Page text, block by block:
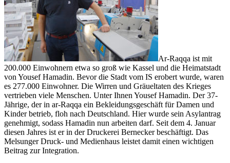
Ar-Raqqa ist mit
200.000 Einwohnern etwa so groß wie Kassel und die Heimatstadt
von Yousef Hamadin. Bevor die Stadt vom IS erobert wurde, waren
es 277.000 Einwohner. Die Wirren und Gräueltaten des Krieges
vertrieben viele Menschen. Unter Ihnen Yousef Hamadin. Der 37-
Jährige, der in ar-Raqqa ein Bekleidungsgeschäft für Damen und
Kinder betrieb, floh nach Deutschland. Hier wurde sein Asylantrag
genehmigt, sodass Hamadin nun arbeiten darf. Seit dem 4. Januar
diesen Jahres ist er in der Druckerei Bernecker beschäftigt. Das
Melsunger Druck- und Medienhaus leistet damit einen wichtigen
Beitrag zur Integration.